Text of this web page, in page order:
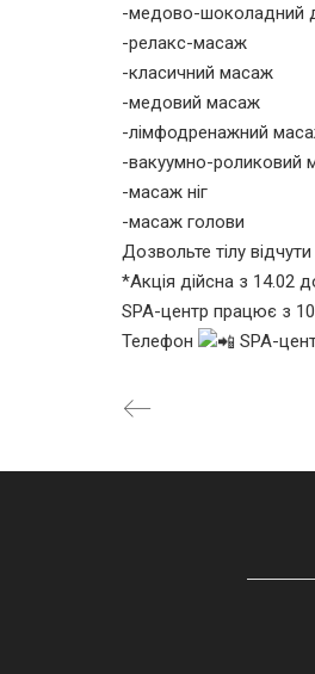
-медово-шоколадний
-релакс-масаж
-класичний масаж
-медовий масаж
-лімфодренажний
-вакуумно-роликовий
-масаж ніг
-масаж голови
Дозвольте тілу
*Акція дійсна з 14.02
SPA-центр працює з
Телефон
SPA-